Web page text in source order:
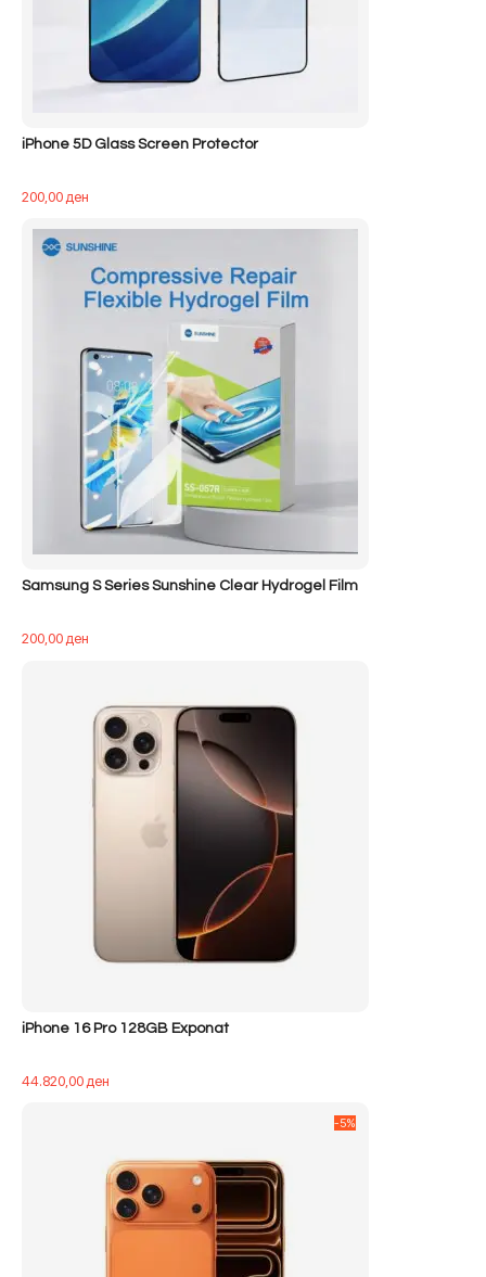
iPhone 5D Glass Screen Protector
200,00ден
Samsung S Series Sunshine Clear Hydrogel Film
200,00ден
iPhone 16 Pro 128GB Exponat
44.820,00ден
-5%